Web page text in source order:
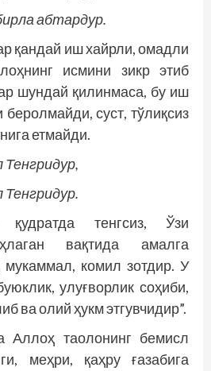
абтардур.
қандай иш хайрли, омадли
исмини зикр этиб
шундай қилинмаса, бу иш
беролмайди, суст, тўлиқсиз
етмайди.
Тенгридур,
Тенгридур.
тенгсиз, Ўзи
вақтида амалга
мукаммал, комил зотдир. У
улуғворлик соҳиби,
ва олий ҳукм этгувчидир”.
Аллоҳ таолонинг бемисл
меҳри, қаҳру ғазабига